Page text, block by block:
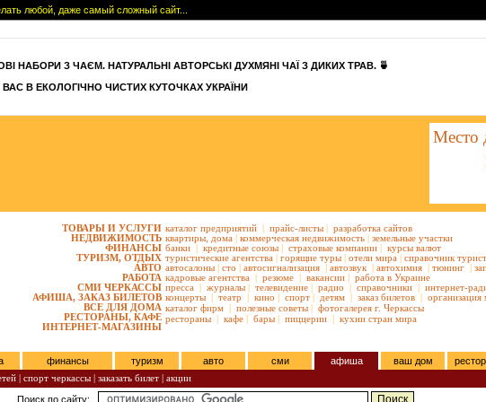
любой, даже самый сложный сайт...
НАБОРИ З ЧАЄМ. НАТУРАЛЬНІ АВТОРСЬКІ ДУХМЯНІ ЧАЇ З ДИКИХ ТРАВ. 🍵
В ЕКОЛОГІЧНО ЧИСТИХ КУТОЧКАХ УКРАЇНИ
Место
ТОВАРЫ И УСЛУГИ
НЕДВИЖИМОСТЬ
ФИНАНСЫ
ТУРИЗМ, ОТДЫХ
АВТО
РАБОТА
СМИ ЧЕРКАССЫ
АФИША, ЗАКАЗ БИЛЕТОВ
ВСЕ ДЛЯ ДОМА
РЕСТОРАНЫ, КАФЕ
ИНТЕРНЕТ-МАГАЗИНЫ
каталог предприятий | прайс-листы | разработка сайтов
квартиры, дома | коммерческая недвижимость | земельные участки
банки | кредитные союзы | страховые компании | курсы валют
туристические агентства | горящие туры | отели мира | справочник
автосалоны | сто | автосигнализация | автозвук | автохимия | тюнинг |
кадровые агентства | резюме | вакансии | работа в Украине
пресса | журналы | телевидение | радио | справочники | интернет-
концерты | театр | кино | спорт | детям | заказ билетов |
каталог фирм | полезные советы | фотогалерея г. Черкассы
рестораны | кафе | бары | пиццерии | кухни стран мира
финансы туризм авто сми афиша ваш дом
| спорт черкассы | заказать билет | акции
Поиск по сайту: